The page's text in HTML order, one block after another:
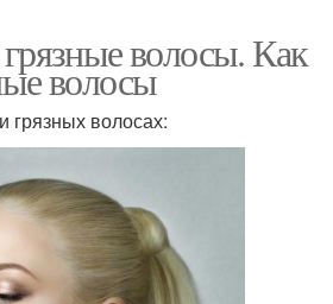
волосы. Как
волосы
грязных волосах: